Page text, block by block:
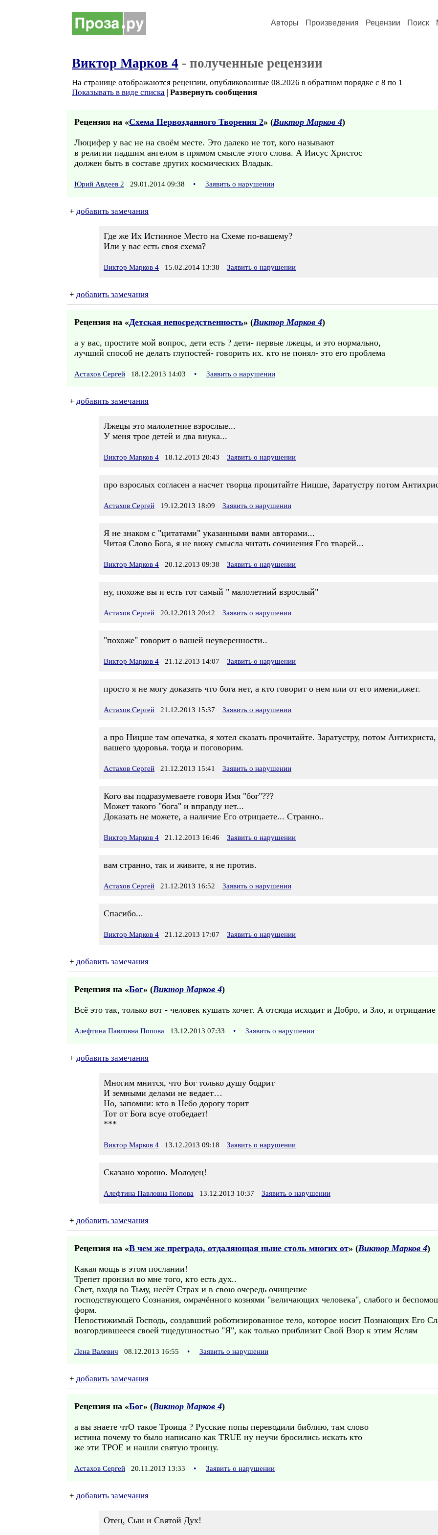
Авторы Произведения Рецензии Поиск
Виктор Марков 4 - полученные рецензии
На странице отображаются рецензии, опубликованные 08.2026 в обратном порядке с 8 по 1
Показывать в виде списка | Развернуть сообщения
Рецензия на «Схема Первозданного Творения 2» (Виктор Марков 4)
Люцифер у вас не на своём месте. Это далеко не тот, кого называют
в религии падшим ангелом в прямом смысле этого слова. А Иисус Христос
должен быть в составе других космических Владык.
Юрий Авдеев 2 29.01.2014 09:38 • Заявить о нарушении
+ добавить замечания
Где же Их Истинное Место на Схеме по-вашему?
Или у вас есть своя схема?
Виктор Марков 4 15.02.2014 13:38 Заявить о нарушении
+ добавить замечания
Рецензия на «Детская непосредственность» (Виктор Марков 4)
а у вас, простите мой вопрос, дети есть ? дети- первые лжецы, и это нормально,
лучший способ не делать глупостей- говорить их. кто не понял- это его проблема
Астахов Сергей 18.12.2013 14:03 • Заявить о нарушении
+ добавить замечания
Лжецы это малолетние взрослые...
У меня трое детей и два внука...
Виктор Марков 4 18.12.2013 20:43 Заявить о нарушении
про взрослых согласен а насчет творца процитайте Ницше, Заратустру потом
Астахов Сергей 19.12.2013 18:09 Заявить о нарушении
Я не знаком с "цитатами" указанными вами авторами...
Читая Слово Бога, я не вижу смысла читать сочинения Его тварей...
Виктор Марков 4 20.12.2013 09:38 Заявить о нарушении
ну, похоже вы и есть тот самый " малолетний взрослый"
Астахов Сергей 20.12.2013 20:42 Заявить о нарушении
"похоже" говорит о вашей неуверенности..
Виктор Марков 4 21.12.2013 14:07 Заявить о нарушении
просто я не могу доказать что бога нет, а кто говорит о нем или от его имени,лжет.
Астахов Сергей 21.12.2013 15:37 Заявить о нарушении
а про Ницше там опечатка, я хотел сказать прочитайте. Заратустру, потом
вашего здоровья. тогда и поговорим.
Астахов Сергей 21.12.2013 15:41 Заявить о нарушении
Кого вы подразумеваете говоря Имя "бог"???
Может такого "бога" и вправду нет...
Доказать не можете, а наличие Его отрицаете... Странно..
Виктор Марков 4 21.12.2013 16:46 Заявить о нарушении
вам странно, так и живите, я не против.
Астахов Сергей 21.12.2013 16:52 Заявить о нарушении
Спасибо...
Виктор Марков 4 21.12.2013 17:07 Заявить о нарушении
+ добавить замечания
Рецензия на «Бог» (Виктор Марков 4)
Всё это так, только вот - человек кушать хочет. А отсюда исходит и Добро, и Зло, и отрицание
Алефтина Павловна Попова 13.12.2013 07:33 • Заявить о нарушении
+ добавить замечания
Многим мнится, что Бог только душу бодрит
И земными делами не ведает…
Но, запомни: кто в Небо дорогу торит
Тот от Бога всуе отобедает!
***
Виктор Марков 4 13.12.2013 09:18 Заявить о нарушении
Сказано хорошо. Молодец!
Алефтина Павловна Попова 13.12.2013 10:37 Заявить о нарушении
+ добавить замечания
Рецензия на «В чем же преграда, отдаляющая ныне столь многих от» (Виктор Марков 4)
Какая мощь в этом послании!
Трепет пронзил во мне того, кто есть дух..
Свет, входя во Тьму, несёт Страх и в свою очередь очищение
господствующего Сознания, омрачённого кознями "величающих человека", слабого и
форм.
Непостижимый Господь, создавший роботизированное тело, которое носит Познающих Его
возгордившееся своей тщедушностью "Я", как только приблизит Свой Взор к этим Яслям
Лена Валевич 08.12.2013 16:55 • Заявить о нарушении
+ добавить замечания
Рецензия на «Бог» (Виктор Марков 4)
а вы знаете чтО такое Троица ? Русские попы переводили библию, там слово
истина почему то было написано как TRUE ну неучи бросились искать кто
же эти ТРОЕ и нашли святую троицу.
Астахов Сергей 20.11.2013 13:33 • Заявить о нарушении
+ добавить замечания
Отец, Сын и Святой Дух!